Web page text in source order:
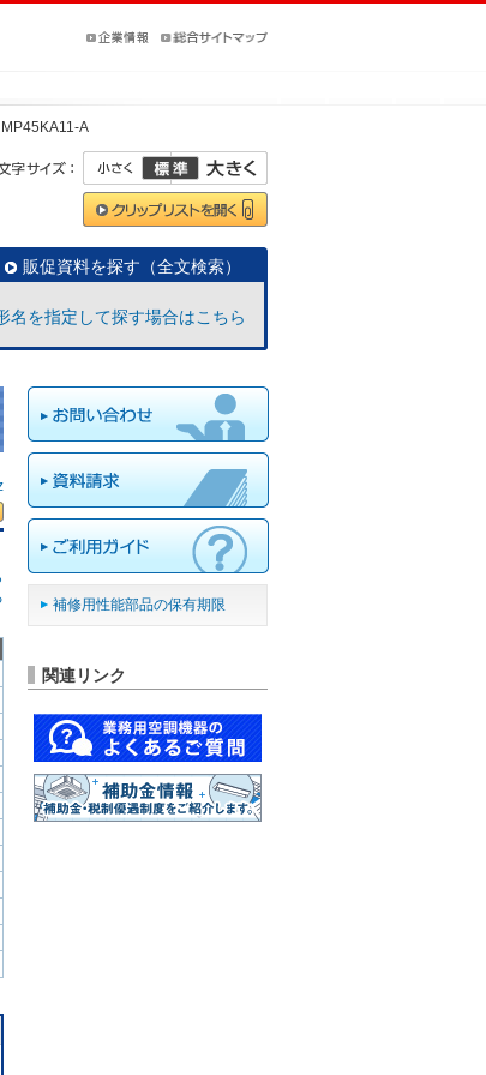
A
販促資料を探す（全文検索）
名を指定して探す場合はこちら
補修用性能部品の保有期限
関連リンク